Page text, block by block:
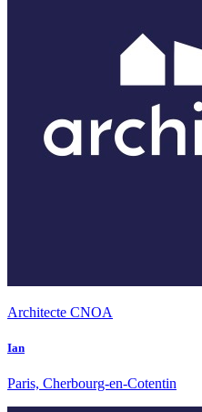
Architecte CNOA
Ian
Paris, Cherbourg-en-Cotentin